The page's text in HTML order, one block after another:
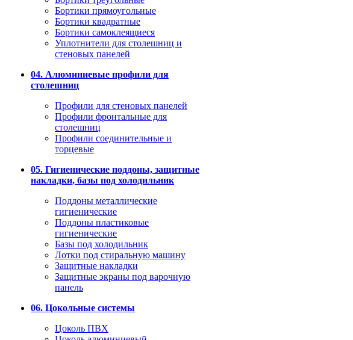
Бортики прямоугольные
Бортики квадратные
Бортики самоклеящиеся
Уплотнители для столешниц и
стеновых панелей
04. Алюминиевые профили для
столешниц
Профили для стеновых панелей
Профили фронтальные для
столешниц
Профили соединительные и
торцевые
05. Гигиенические поддоны, защитные
накладки, базы под холодильник
Поддоны металлические
гигиенические
Поддоны пластиковые
гигиенические
Базы под холодильник
Лотки под стиральную машину
Защитные накладки
Защитные экраны под варочную
панель
06. Цокольные системы
Цоколь ПВХ